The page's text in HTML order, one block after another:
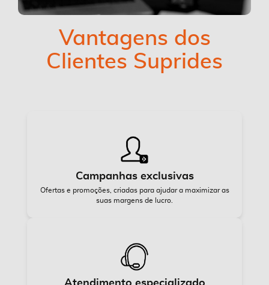
Vantagens dos
Clientes Suprides
Campanhas exclusivas
Ofertas e promoções, criadas para ajudar a maximizar as
suas margens de lucro.